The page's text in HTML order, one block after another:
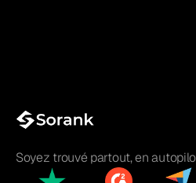
Soyez trouvé partout, en